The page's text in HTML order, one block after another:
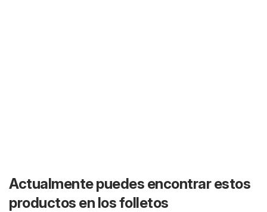
Actualmente puedes encontrar estos
productos en los folletos